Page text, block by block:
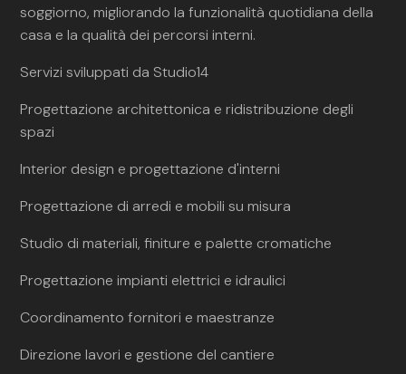
soggiorno, migliorando la funzionalità quotidiana della
casa e la qualità dei percorsi interni.
Servizi sviluppati da Studio14
Progettazione architettonica e ridistribuzione degli
spazi
Interior design e progettazione d'interni
Progettazione di arredi e mobili su misura
Studio di materiali, finiture e palette cromatiche
Progettazione impianti elettrici e idraulici
Coordinamento fornitori e maestranze
Direzione lavori e gestione del cantiere